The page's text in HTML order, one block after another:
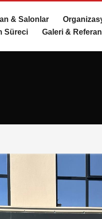
& Salonlar
Süreci Galeri &